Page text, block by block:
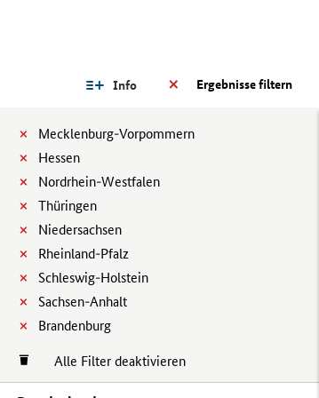
Ergebnisse filtern
Info
Mecklenburg-Vorpommern
Hessen
Nordrhein-Westfalen
Thüringen
Niedersachsen
Rheinland-Pfalz
Schleswig-Holstein
Sachsen-Anhalt
Brandenburg
Alle Filter deaktivieren